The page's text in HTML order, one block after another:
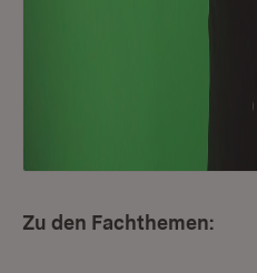
Zu den Fachthemen: